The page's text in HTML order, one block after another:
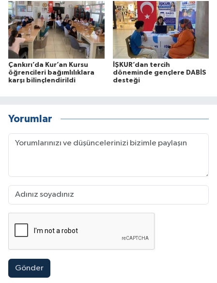
Çankırı’da Kur’an Kursu
öğrencileri bağımlılıklara
karşı bilinçlendirildi
İŞKUR’dan tercih
döneminde gençlere DABİS
desteği
Yorumlar
Gönder